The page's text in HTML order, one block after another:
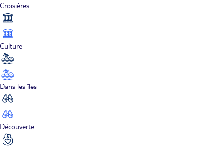
Croisières
Culture
Dans les îles
Découverte